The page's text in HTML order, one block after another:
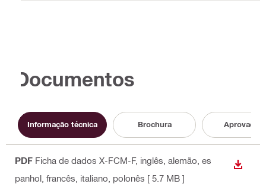
Documentos
Informação técnica Brochura Aprovação
PDF Ficha de dados X-FCM-F, inglês, alemão, es
panhol, francês, italiano, polonês [ 5.7 MB ]